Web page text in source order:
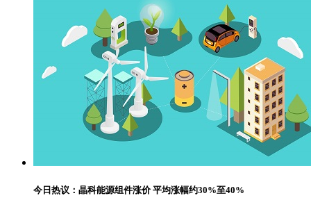
今日热议：晶科能源组件涨价 平均涨幅约30%至40%